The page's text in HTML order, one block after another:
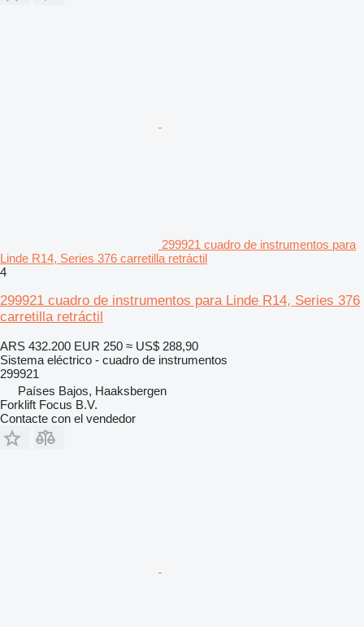
299921 cuadro de instrumentos para
Linde R14, Series 376 carretilla retráctil
4
299921 cuadro de instrumentos para Linde R14, Series 376
carretilla retráctil
ARS 432.200 EUR 250 ≈ US$ 288,90
Sistema eléctrico - cuadro de instrumentos
299921
Países Bajos, Haaksbergen
Forklift Focus B.V.
Contacte con el vendedor